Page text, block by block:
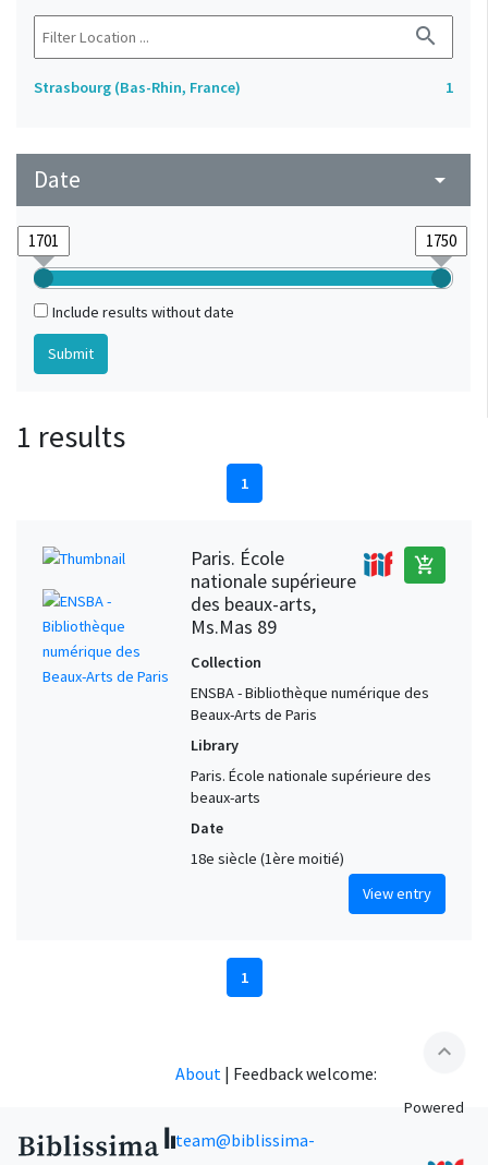
search
Strasbourg (Bas-Rhin, France) 1
Date arrow_drop_down
Include results without date
1 results
1
Paris. École
nationale supérieure
des beaux-arts,
Ms.Mas 89
add_shopping_cart
Collection
ENSBA - Bibliothèque numérique des
Beaux-Arts de Paris
Library
Paris. École nationale supérieure des
beaux-arts
Date
18e siècle (1ère moitié)
View entry
1
expand_less
About | Feedback welcome:
team@biblissima-
Powered